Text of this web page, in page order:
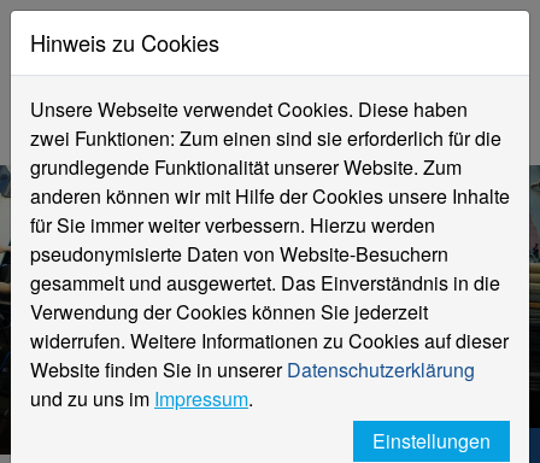
Formula Student
Hochschule Niederrhein. Dein Weg.
Hinweis zu Cookies
Unsere Webseite verwendet Cookies. Diese haben
zwei Funktionen: Zum einen sind sie erforderlich für die
grundlegende Funktionalität unserer Website. Zum
anderen können wir mit Hilfe der Cookies unsere Inhalte
für Sie immer weiter verbessern. Hierzu werden
pseudonymisierte Daten von Website-Besuchern
gesammelt und ausgewertet. Das Einverständnis in die
Verwendung der Cookies können Sie jederzeit
widerrufen. Weitere Informationen zu Cookies auf dieser
Website finden Sie in unsererDatenschutzerklärung
und zu uns im Impressum.
Einstellungen